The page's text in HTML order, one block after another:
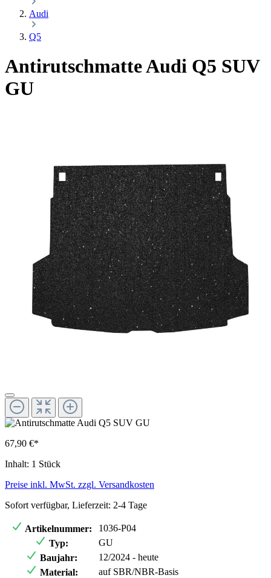
Audi
Q5
Antirutschmatte Audi Q5 SUV
GU
67,90 €*
Inhalt: 1 Stück
Preise inkl. MwSt. zzgl. Versandkosten
Sofort verfügbar, Lieferzeit: 2-4 Tage
Artikelnummer:
1036-P04
Typ:
GU
Baujahr:
12/2024 - heute
Material:
auf SBR/NBR-Basis